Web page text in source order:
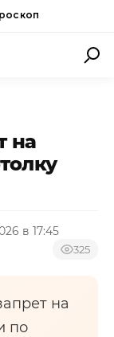
на
в 17:45
325
на
по